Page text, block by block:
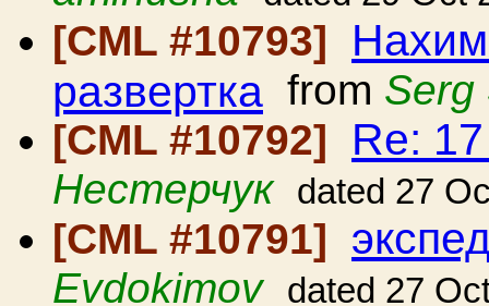
[CML #10793]
развертка from Serg
[CML #10792]
Re:
Нестерчук dated 27
[CML #10791]
Evdokimov dated 27